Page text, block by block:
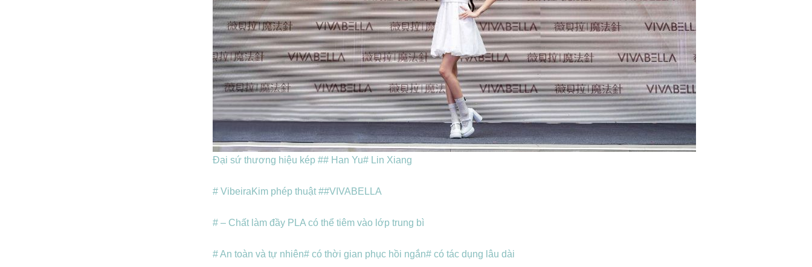
Đại sứ thương hiệu kép ## Han Yu# Lin Xiang
# Vibeira Kim phép thuật ##VIVABELLA
# – Chất làm đầy PLA có thể tiêm vào lớp trung bì
# An toàn và tự nhiên# có thời gian phục hồi ngắn# có tác dụng lâu dài